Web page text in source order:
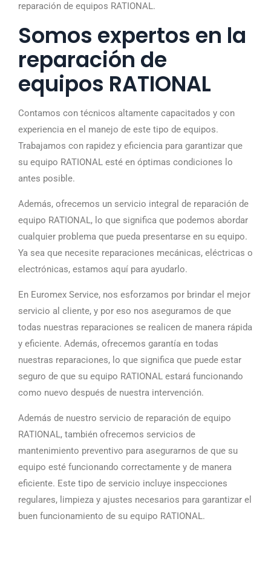
reparación de equipos RATIONAL.
Somos expertos en la
reparación de
equipos RATIONAL
Contamos con técnicos altamente capacitados y con
experiencia en el manejo de este tipo de equipos.
Trabajamos con rapidez y eficiencia para garantizar que
su equipo RATIONAL esté en óptimas condiciones lo
antes posible.
Además, ofrecemos un servicio integral de reparación de
equipo RATIONAL, lo que significa que podemos abordar
cualquier problema que pueda presentarse en su equipo.
Ya sea que necesite reparaciones mecánicas, eléctricas o
electrónicas, estamos aquí para ayudarlo.
En Euromex Service, nos esforzamos por brindar el mejor
servicio al cliente, y por eso nos aseguramos de que
todas nuestras reparaciones se realicen de manera rápida
y eficiente. Además, ofrecemos garantía en todas
nuestras reparaciones, lo que significa que puede estar
seguro de que su equipo RATIONAL estará funcionando
como nuevo después de nuestra intervención.
Además de nuestro servicio de reparación de equipo
RATIONAL, también ofrecemos servicios de
mantenimiento preventivo para asegurarnos de que su
equipo esté funcionando correctamente y de manera
eficiente. Este tipo de servicio incluye inspecciones
regulares, limpieza y ajustes necesarios para garantizar el
buen funcionamiento de su equipo RATIONAL.